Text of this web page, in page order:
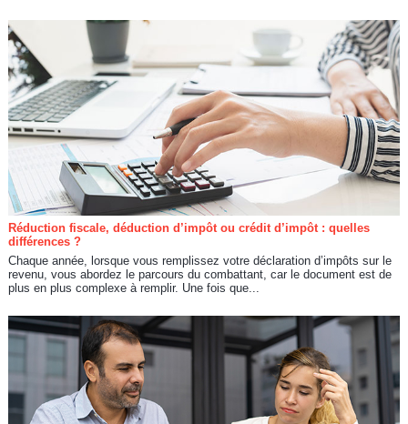
Réduction fiscale, déduction d’impôt ou crédit d’impôt : quelles
différences ?
Chaque année, lorsque vous remplissez votre déclaration d’impôts sur le
revenu, vous abordez le parcours du combattant, car le document est de
plus en plus complexe à remplir. Une fois que...